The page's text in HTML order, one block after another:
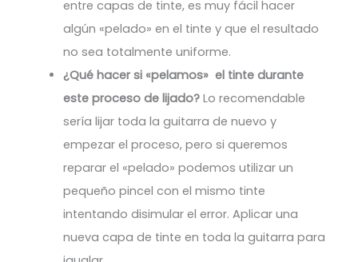
entre capas de tinte, es muy fácil hacer
algún «pelado» en el tinte y que el resultado
no sea totalmente uniforme.
¿Qué hacer si «pelamos» el tinte durante
este proceso de lijado? Lo recomendable
sería lijar toda la guitarra de nuevo y
empezar el proceso, pero si queremos
reparar el «pelado» podemos utilizar un
pequeño pincel con el mismo tinte
intentando disimular el error. Aplicar una
nueva capa de tinte en toda la guitarra para